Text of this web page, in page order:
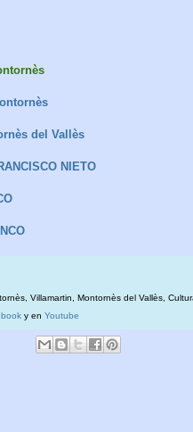
del Vallès
NIETO
Villamartin, Montornès del Vallès,
y en Youtube